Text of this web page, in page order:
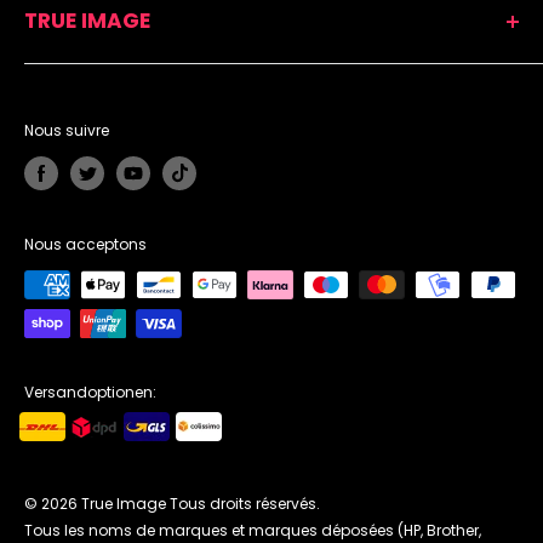
True Image NL
True Image US
Aide
CGV
Modes de paiement
TRUE IMAGE
Adresse professionnelle :
Téléphone :
01 82 88 59 75
E-mail :cs@trueimagetech.fr
Nous suivre
Nous acceptons
Versandoptionen:
© 2026 True Image Tous droits réservés.
Tous les noms de marques et marques déposées (HP, Brother,